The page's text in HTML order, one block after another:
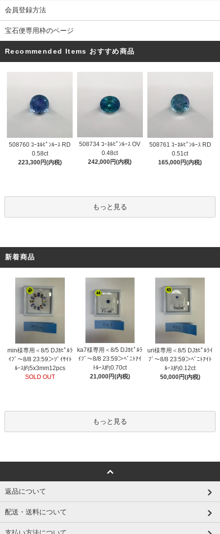
会員登録方法
宝石便専用枠のページ
Recommended Items おすすめ商品
508760 ｺｰﾈﾙﾋﾟﾝﾙｰｽ RD
0.58ct
223,300円(内税)
508734 ｺｰﾈﾙﾋﾟﾝﾙｰｽ OV
0.48ct
242,000円(内税)
508761 ｺｰﾈﾙﾋﾟﾝﾙｰｽ RD
0.51ct
165,000円(内税)
もっと見る
新着商品
min様専用＜8/5 DJｶﾋﾟﾙﾗ
ｲﾌﾞ～8/8 23:59＞ｿﾞｲｻｲﾄ
ﾙｰｽ約5x3mm12pcs
SOLD OUT
ka7様専用＜8/5 DJｶﾋﾟﾙﾗ
ｲﾌﾞ～8/8 23:59＞ﾍﾞﾆﾄｱｲ
ﾄﾙｰｽ約0.70ct
21,000円(内税)
uri様専用＜8/5 DJｶﾋﾟﾙﾗｲ
ﾌﾞ～8/8 23:59＞ﾍﾞﾆﾄｱｲﾄ
ﾙｰｽ約0.12ct
50,000円(内税)
もっと見る
返品について
配送・送料について